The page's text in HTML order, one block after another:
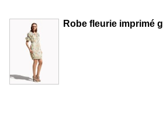
Robe fleurie imprimé